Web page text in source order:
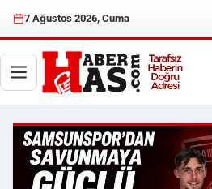
7 Ağustos 2026, Cuma
Haberhas —